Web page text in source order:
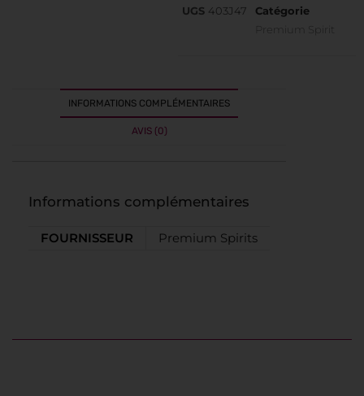
UGS 403J47
Catégorie
Premium Spirit
INFORMATIONS COMPLÉMENTAIRES
AVIS (0)
Informations complémentaires
FOURNISSEUR Premium Spirits